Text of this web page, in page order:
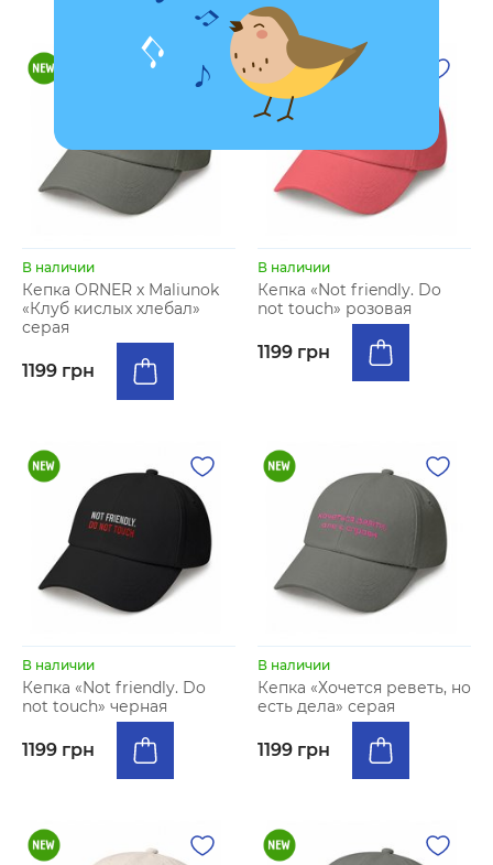
В наличии
Кепка ORNER x Maliunok
«Клуб кислых хлебал»
серая
1199 грн
В наличии
Кепка «Not friendly. Do
not touch» розовая
1199 грн
В наличии
Кепка «Not friendly. Do
not touch» черная
1199 грн
В наличии
Кепка «Хочется реветь, но
есть дела» серая
1199 грн